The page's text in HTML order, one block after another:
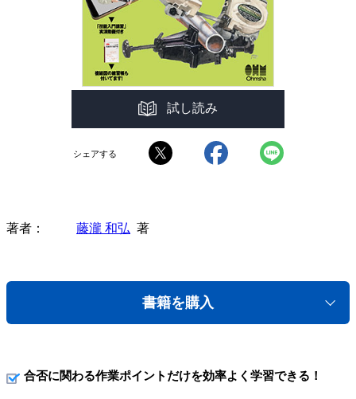
試し読み
シェアする
著者 藤瀧 和弘 著
書籍を購入
合否に関わる作業ポイントだけを効率よく学習できる！